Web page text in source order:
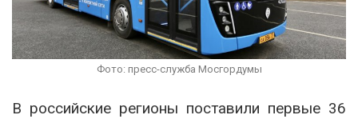
Фото: пресс-служба Мосгордумы
В российские регионы поставили первые 36